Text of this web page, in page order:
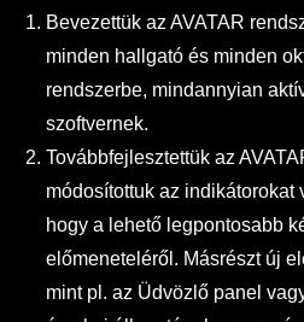
Bevezettük az AVATAR
minden hallgató és minden
rendszerbe, mindannyian
szoftvernek.
Továbbfejlesztettük az
módosítottuk az indikátorokat
hogy a lehető legpontosabb
előmeneteléről. Másrészt új
mint pl. az Üdvözlő panel